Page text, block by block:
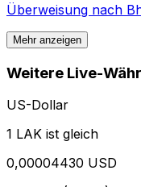
Überweisung nach
Mehr anzeigen
Weitere Live-
US-Dollar
1 LAK ist gleich
0,00004430 USD